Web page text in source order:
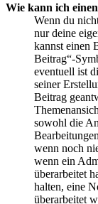
Wie kann ich
Wenn du
nur deine
kannst einen
Beitrag“-
eventuell ist
seiner
Beitrag
sowohl die
wenn noch
wenn ein
überarbeitet
halten, eine
überarbeitet